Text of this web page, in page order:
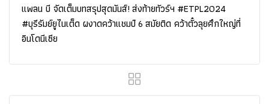
แพลน บี จัดเต็มบทสรุปสุดมันส์! ส่งท้ายทัวร์ฯ #ETPL2024
#บุรีรัมย์ยูไนเต็ด ผงาดคว้าแชมป์ 6 สมัยติด คว้าตั๋วลุยศึกใหญ่ที่
อินโดนีเซีย